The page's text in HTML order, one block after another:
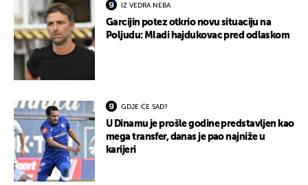
IZ VEDRA NEBA
Garcijin potez otkrio novu situaciju na
Poljudu: Mladi hajdukovac pred odlaskom
GDJE ĆE SAD?
U Dinamu je prošle godine predstavljen kao
mega transfer, danas je pao najniže u
karijeri